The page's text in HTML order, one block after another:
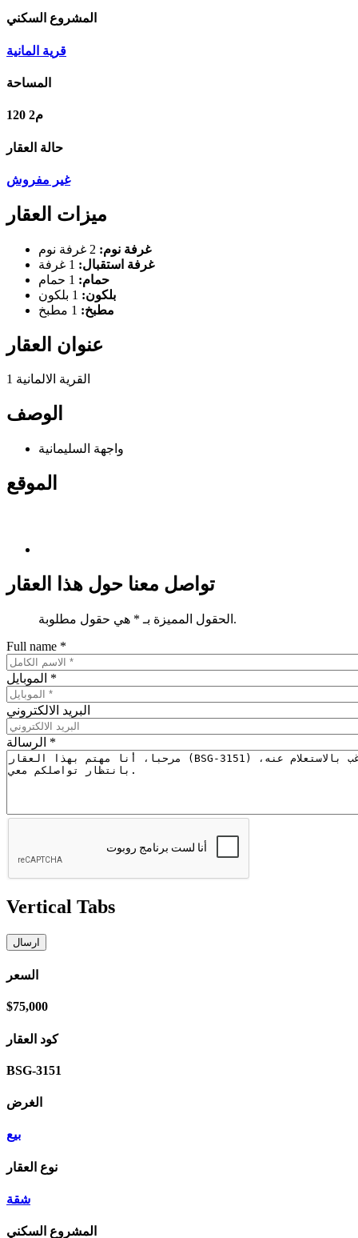
المشروع السكني
قریة المانیة
المساحة
120 م2
حالة العقار
غير مفروش
ميزات العقار
غرفة نوم:
غرفة استقبال:
حمام:
بلكون:
مطبخ:
عنوان العقار
القرية الالمانية 1
الوصف
واجهة السليمانية
الموقع
تواصل معنا حول هذا العقار
الحقول المميزة بـ * هي حقول مطلوبة.
Full name *
*
البريد الالكتروني
*
Vertical Tabs
السعر
$75,000
كود العقار
BSG-3151
الغرض
بيع
نوع العقار
شقة
المشروع السكني